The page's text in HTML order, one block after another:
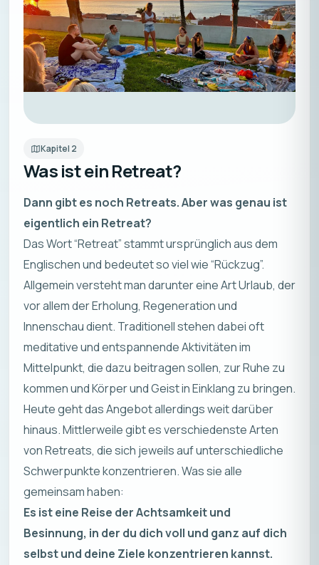
Kapitel 2
Was ist ein Retreat?
Dann gibt es noch Retreats. Aber was genau ist
eigentlich ein Retreat?
Das Wort “Retreat” stammt ursprünglich aus dem
Englischen und bedeutet so viel wie “Rückzug”.
Allgemein versteht man darunter eine Art Urlaub, der
vor allem der Erholung, Regeneration und
Innenschau dient. Traditionell stehen dabei oft
meditative und entspannende Aktivitäten im
Mittelpunkt, die dazu beitragen sollen, zur Ruhe zu
kommen und Körper und Geist in Einklang zu bringen.
Heute geht das Angebot allerdings weit darüber
hinaus. Mittlerweile gibt es verschiedenste Arten
von Retreats, die sich jeweils auf unterschiedliche
Schwerpunkte konzentrieren. Was sie alle
gemeinsam haben:
Es ist eine Reise der Achtsamkeit und
Besinnung, in der du dich voll und ganz auf dich
selbst und deine Ziele konzentrieren kannst.